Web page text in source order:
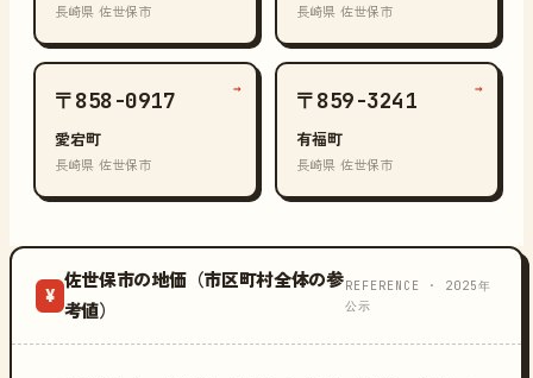
長崎県 佐世保市 長崎県 佐世保市
〒858-0917
愛宕町
長崎県 佐世保市
→ 〒859-3241
有福町
長崎県 佐世保市
→
¥
佐世保市の地価（市区町村全体の参
考値）
REFERENCE · 2025年
公示